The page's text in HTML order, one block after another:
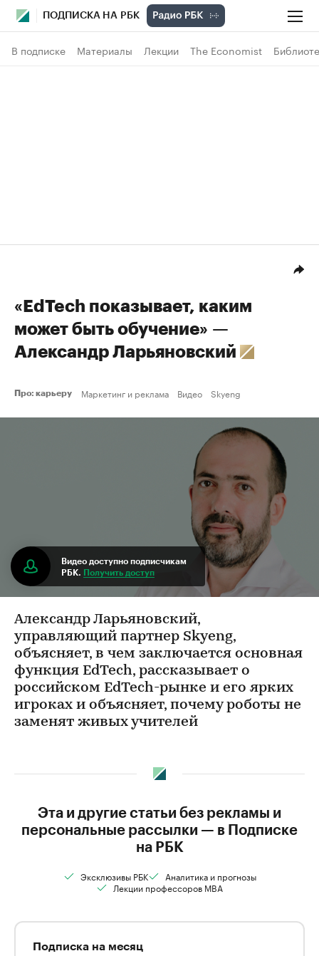
ПОДПИСКА НА РБК
В подписке Материалы Лекции The Economist
«EdTech показывает, каким
может быть обучение» —
Александр Ларьяновский
Про: карьеру Маркетинг и реклама Видео Skyeng
Видео доступно подписчикам
РБК. Получить доступ
Александр Ларьяновский,
управляющий партнер Skyeng,
объясняет, в чем заключается основная
функция EdTech, рассказывает о
российском EdTech-рынке и его ярких
игроках и объясняет, почему роботы не
заменят живых учителей
Эта и другие статьи без рекламы и
персональные рассылки — в Подписке
на РБК
Эксклюзивы РБК
Аналитика и прогнозы
Лекции профессоров MBA
Подписка на месяц